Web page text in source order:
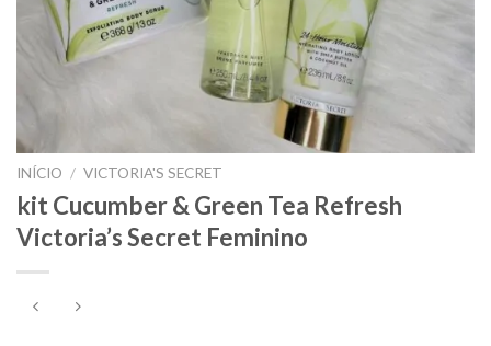
INÍCIO / VICTORIA'S SECRET
kit Cucumber & Green Tea Refresh
Victoria’s Secret Feminino